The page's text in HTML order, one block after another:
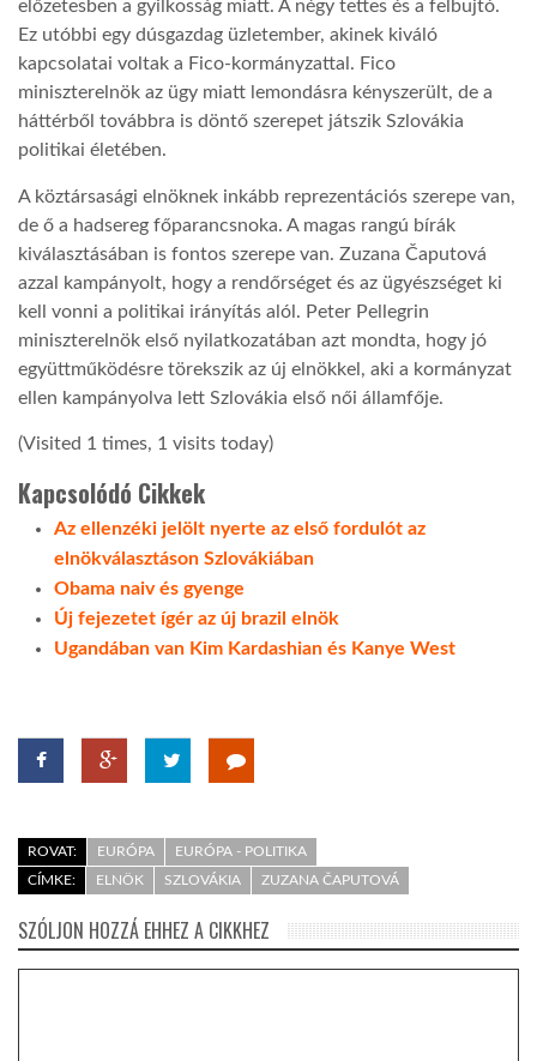
előzetesben a gyilkosság miatt. A négy tettes és a felbujtó.
Ez utóbbi egy dúsgazdag üzletember, akinek kiváló
kapcsolatai voltak a Fico-kormányzattal. Fico
miniszterelnök az ügy miatt lemondásra kényszerült, de a
háttérből továbbra is döntő szerepet játszik Szlovákia
politikai életében.
A köztársasági elnöknek inkább reprezentációs szerepe van,
de ő a hadsereg főparancsnoka. A magas rangú bírák
kiválasztásában is fontos szerepe van. Zuzana Čaputová
azzal kampányolt, hogy a rendőrséget és az ügyészséget ki
kell vonni a politikai irányítás alól. Peter Pellegrin
miniszterelnök első nyilatkozatában azt mondta, hogy jó
együttműködésre törekszik az új elnökkel, aki a kormányzat
ellen kampányolva lett Szlovákia első női államfője.
(Visited 1 times, 1 visits today)
Kapcsolódó Cikkek
Az ellenzéki jelölt nyerte az első fordulót az
elnökválasztáson Szlovákiában
Obama naiv és gyenge
Új fejezetet ígér az új brazil elnök
Ugandában van Kim Kardashian és Kanye West
ROVAT: EURÓPA
EURÓPA - POLITIKA
CÍMKE:
ELNÖK SZLOVÁKIA ZUZANA ČAPUTOVÁ
SZÓLJON HOZZÁ EHHEZ A CIKKHEZ